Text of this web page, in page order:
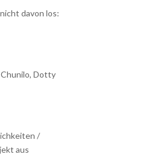
davon los:
Dotty
/
aus